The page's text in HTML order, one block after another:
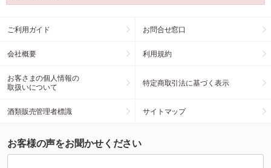
ご利用ガイド お問合せ窓口
会社概要 利用規約
お客さまの個人情報の
取扱いについて
特定商取引法に基づく表示
酒類販売管理者標識 サイトマップ
お客様の声をお聞かせください